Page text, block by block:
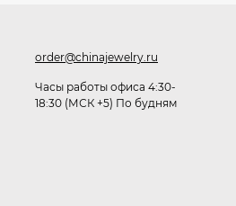
253₽
order@chinajewelry.ru
Часы работы офиса 4:30-
18:30 (МСК +5) По будням